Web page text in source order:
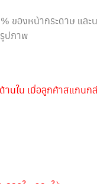
ของหน้ากระดาษ แล
ปภาพ
านใน เมื่อลูกค้าสแกน